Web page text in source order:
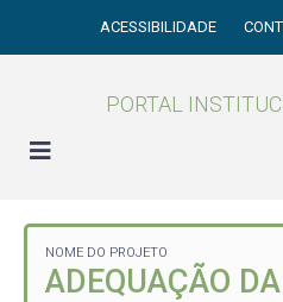
ACESSIBILIDADE
PORTAL
NOME DO PROJETO
ADEQUAÇÃO